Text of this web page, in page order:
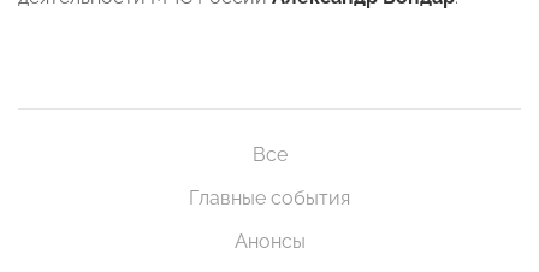
Все
Главные события
Анонсы